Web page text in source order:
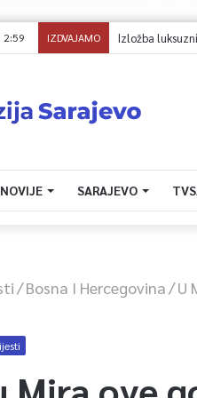
2:59 IZDVAJAMO Avdić za TVSA:
SARAJEVO
/Bosna I Hercegovina/U